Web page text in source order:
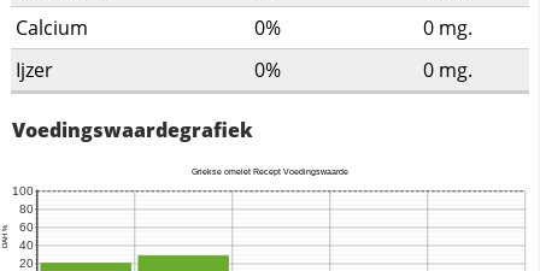
Calcium
0% 0 mg.
Ijzer
0% 0 mg.
Voedingswaardegrafiek